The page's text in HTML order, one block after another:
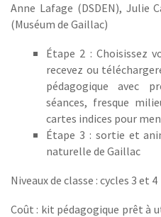
Anne Lafage (DSDEN), Julie
(Muséum de Gaillac)
Étape 2 : Choisissez
recevez ou
pédagogique avec
séances, fresque
cartes indices pour
Étape 3 : sortie et
naturelle de Gaillac
Niveaux de classe : cycles 3 et 4
Coût : kit pédagogique prêt à